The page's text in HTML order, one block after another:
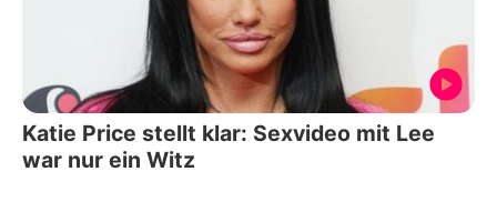
Katie Price stellt klar: Sexvideo mit Lee
war nur ein Witz